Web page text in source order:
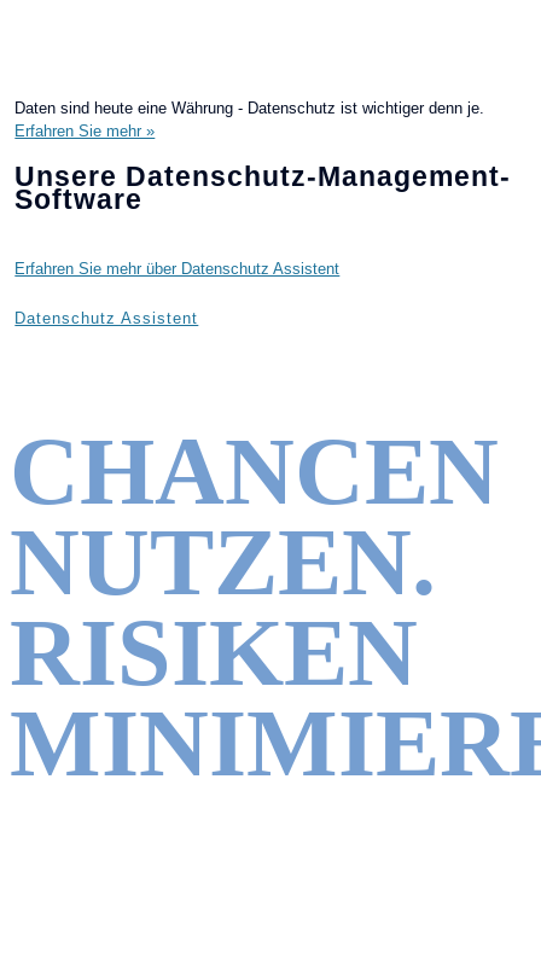
Daten sind heute eine Währung - Datenschutz ist wichtiger denn je.
Erfahren Sie mehr »
Unsere Datenschutz-Management-
Software
Erfahren Sie mehr über Datenschutz Assistent
Datenschutz Assistent
CHANCEN
NUTZEN.
RISIKEN